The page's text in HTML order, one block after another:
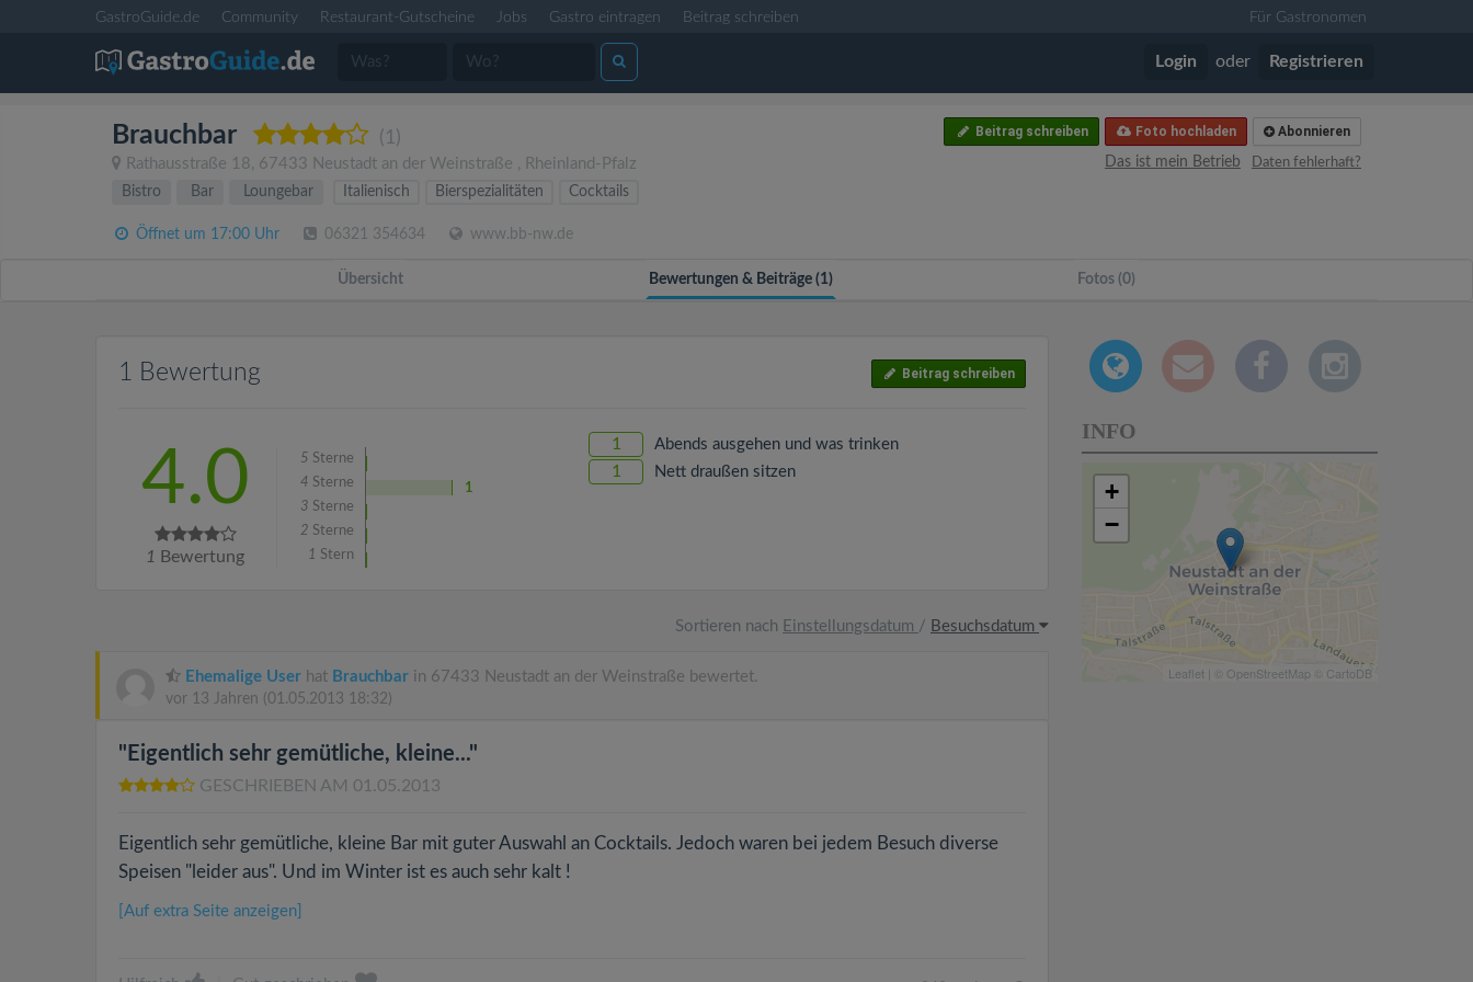
GastroGuide.de Community Restaurant-Gutscheine Jobs Gastro eintragen Beitrag schreiben Für Gastronomen
Login oder Registrieren
Brauchbar (1)
Rathausstraße 18, 67433 Neustadt an der Weinstraße , Rheinland-Pfalz
Abonnieren
Foto hochladen
Beitrag schreiben
Daten fehlerhaft?
Das ist mein Betrieb
Bistro
Bar Loungebar Italienisch Bierspezialitäten Cocktails
Öffnet um 17:00 Uhr 06321 354634 www.bb-nw.de
Übersicht Bewertungen & Beiträge (1) Fotos (0)
1 Bewertung Beitrag schreiben
4.0
1 Bewertung
5 Sterne
4 Sterne
1
3 Sterne
2 Sterne
1 Stern
1 Abends ausgehen und was trinken
1 Nett draußen sitzen
Sortieren nach Einstellungsdatum / Besuchsdatum
Ehemalige User hat Brauchbar in 67433 Neustadt an der Weinstraße bewertet.
vor 13 Jahren (01.05.2013 18:32)
"Eigentlich sehr gemütliche, kleine..."
GESCHRIEBEN AM 01.05.2013
Eigentlich sehr gemütliche, kleine Bar mit guter Auswahl an Cocktails. Jedoch waren bei jedem Besuch diverse
Speisen "leider aus". Und im Winter ist es auch sehr kalt !
[Auf extra Seite anzeigen]
INFO
+
−
Leaflet | © OpenStreetMap © CartoDB